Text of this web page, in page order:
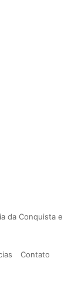
da Conquista e
Contato